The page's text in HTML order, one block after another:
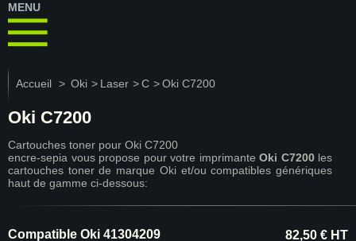
MENU
Accueil > Oki > Laser >C >Oki C7200
Oki C7200
Cartouches toner pour Oki C7200
encre-sepia vous propose pour votre imprimante Oki C7200les
cartouches toner de marque Oki et/ou compatibles génériques
haut de gamme ci-dessous:
Compatible Oki 41304209 82,50 € HT